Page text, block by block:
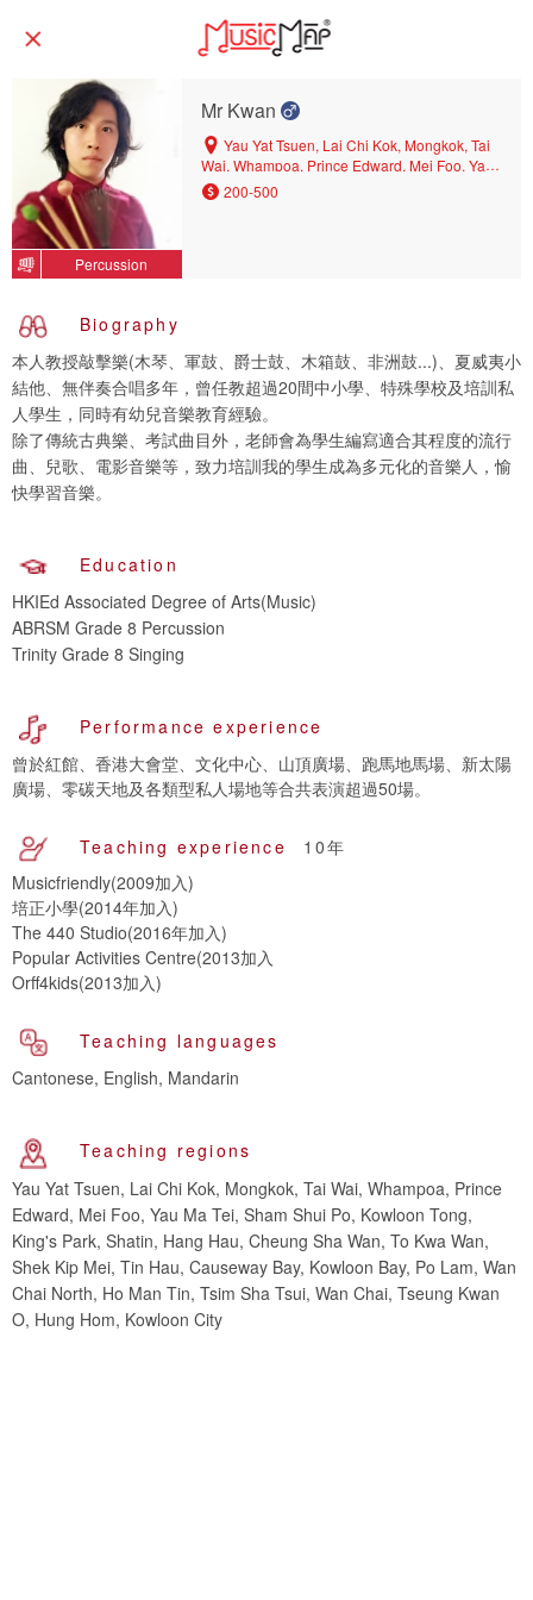
Percussion
Mr Kwan
Yau Yat Tsuen, Lai Chi Kok, Mongkok, Tai
Wai, Whampoa, Prince Edward, Mei Foo, Yau
Ma Tei, Sham Shui Po, Kowloon Tong, King's
Park, Shatin, Hang Hau, Cheung Sha Wan, To
200-500
Biography
本人教授敲擊樂(木琴、軍鼓、爵士鼓、木箱鼓、非洲鼓...)、夏威夷小
結他、無伴奏合唱多年，曾任教超過20間中小學、特殊學校及培訓私
人學生，同時有幼兒音樂教育經驗。
除了傳統古典樂、考試曲目外，老師會為學生編寫適合其程度的流行
曲、兒歌、電影音樂等，致力培訓我的學生成為多元化的音樂人，愉
快學習音樂。
Education
HKIEd Associated Degree of Arts(Music)
ABRSM Grade 8 Percussion
Trinity Grade 8 Singing
Performance experience
曾於紅館、香港大會堂、文化中心、山頂廣場、跑馬地馬場、新太陽
廣場、零碳天地及各類型私人場地等合共表演超過50場。
Teaching experience
10年
Musicfriendly(2009加入)
培正小學(2014年加入)
The 440 Studio(2016年加入)
Popular Activities Centre(2013加入
Orff4kids(2013加入)
Teaching languages
Cantonese, English, Mandarin
Teaching regions
Yau Yat Tsuen, Lai Chi Kok, Mongkok, Tai Wai, Whampoa, Prince
Edward, Mei Foo, Yau Ma Tei, Sham Shui Po, Kowloon Tong,
King's Park, Shatin, Hang Hau, Cheung Sha Wan, To Kwa Wan,
Shek Kip Mei, Tin Hau, Causeway Bay, Kowloon Bay, Po Lam, Wan
Chai North, Ho Man Tin, Tsim Sha Tsui, Wan Chai, Tseung Kwan
O, Hung Hom, Kowloon City